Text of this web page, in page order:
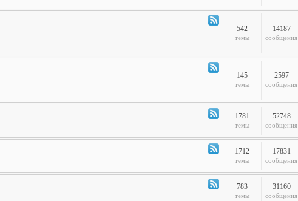
Канал542
темы
14187
сообщения
Кабинет
Профессора
145
темы
2597
сообщения
Канал
-
1781
темы
52748
сообщения
Канал
-
1712
темы
17831
сообщения
Канал
783
темы
31160
сообщения